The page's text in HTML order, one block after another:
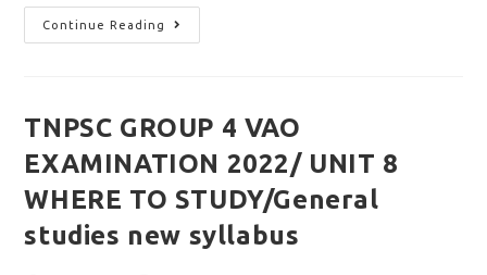
Continue Reading
TNPSC
GROUP
2022/
Unit
Where
To
Study
Development
Administration
In
Tamil
TNPSC GROUP 4 VAO
EXAMINATION 2022/ UNIT 8
WHERE TO STUDY/General
studies new syllabus